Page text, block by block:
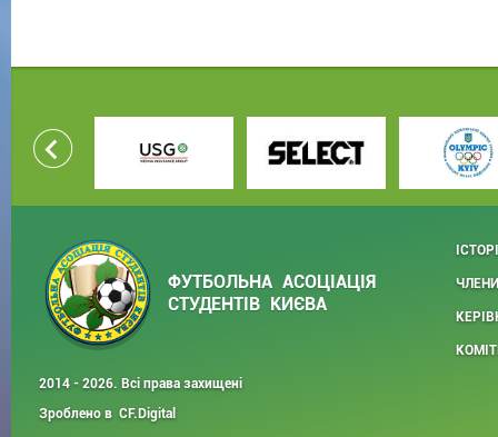
ФУТБОЛЬНА АСОЦІАЦІЯ
СТУДЕНТІВ КИЄВА
2014 - 2026. Всі права захищені
Зроблено в CF.Digital